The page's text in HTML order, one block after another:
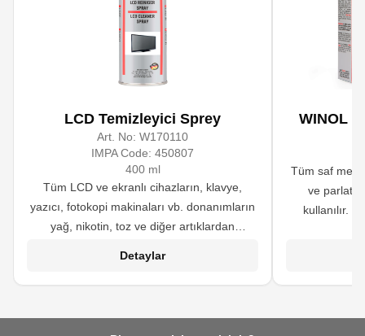
LCD Temizleyici Sprey
Art. No:W170110
IMPA Code:450807
400 ml
Tüm LCD ve ekranlı cihazların, klavye,
yazıcı, fotokopi makinaları vb. donanımların
yağ, nikotin, toz ve diğer artıklardan
Detaylar
WINOL
Tüm saf
ve
kullanılır.
yanı sıra